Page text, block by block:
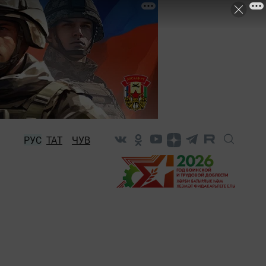
РУС ТАТ ЧУВ